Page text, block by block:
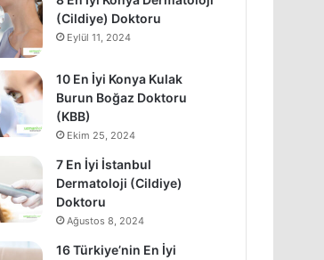
(Cildiye) Doktoru
Eylül 11, 2024
10 En İyi Konya Kulak
Burun Boğaz Doktoru
(KBB)
Ekim 25, 2024
7 En İyi İstanbul
Dermatoloji (Cildiye)
Doktoru
Ağustos 8, 2024
16 Türkiye’nin En İyi